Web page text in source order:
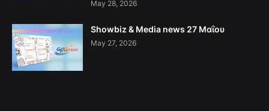
May 28, 2026
Showbiz & Media news 27 Μαΐου
May 27, 2026